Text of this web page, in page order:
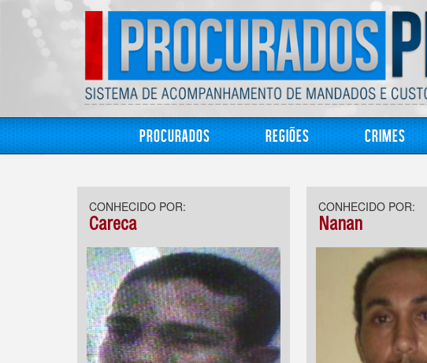
Procurados Regiões Crimes
CONHECIDO POR:
Careca
CONHECIDO POR:
Nanan